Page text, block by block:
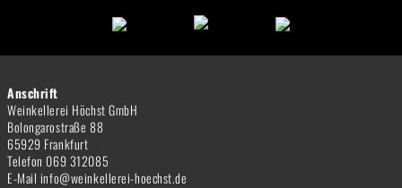
Anschrift
Weinkellerei Höchst GmbH
Bolongarostraße 88
65929 Frankfurt
Telefon 069 312085
E-Mail info@weinkellerei-hoechst.de